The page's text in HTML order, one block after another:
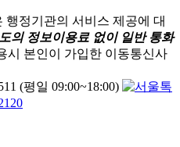
행정기관의 서비스 제공에 대
의 정보이용료 없이 일반 통화
시 본인이 가입한 이동통신사
(평일 09:00~18:00)